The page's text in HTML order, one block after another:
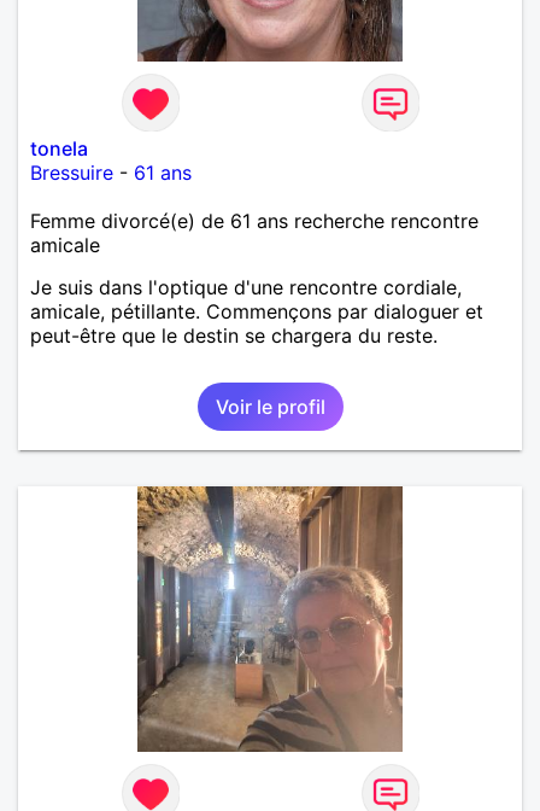
tonela
Bressuire - 61 ans
Femme divorcé(e) de 61 ans recherche rencontre
amicale
Je suis dans l'optique d'une rencontre cordiale,
amicale, pétillante. Commençons par dialoguer et
peut-être que le destin se chargera du reste.
Voir le profil